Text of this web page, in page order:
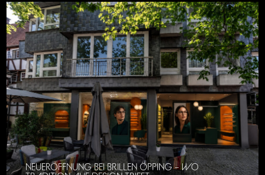
NEUERÖFFNUNG BEI BRILLEN ÖPPING – WO